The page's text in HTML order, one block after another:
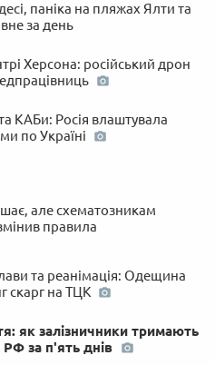
паніка на пляжах Ялти та
за день
Херсона: російський дрон
КАБи: Росія влаштувала
по Україні
але схематозникам
правила
та реанімація: Одещина
скарг на ТЦК
як залізничники тримають
РФ за п'ять днів